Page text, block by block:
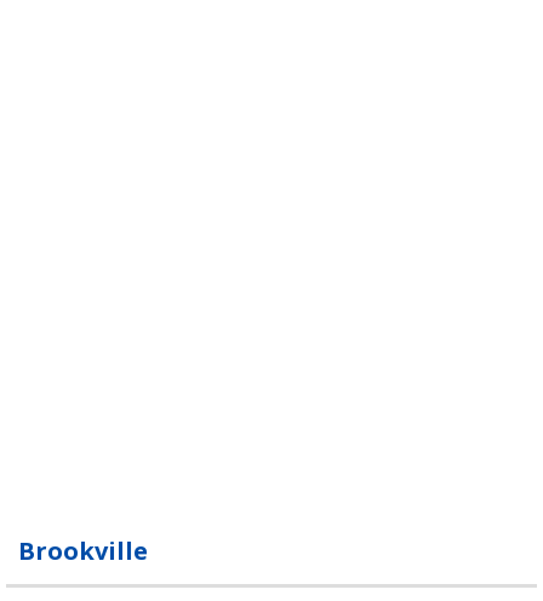
Brookville